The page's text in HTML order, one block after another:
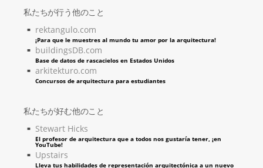
私たちが行う他のこと
rektangulo.com
¡Para que le muestres al mundo tu amor por la arquitectura!
buildingsDB.com
Base de datos de rascacielos en Estados Unidos
arkitekturo.com
Concursos de arquitectura para estudiantes
私たちが好む他のこと
Stewart Hicks
El profesor de arquitectura que a todos nos gustaría tener, ¡en
YouTube!
Upstairs
Lleva tus habilidades de representación arquitectónica a un nuevo